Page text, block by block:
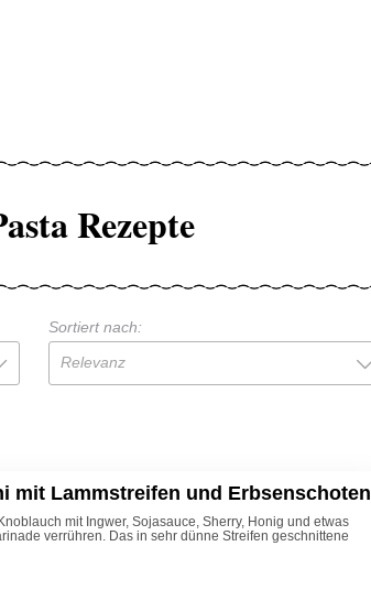
Rezepte
Sortiert nach:
Relevanz
mit Lammstreifen und Erbsenschoten
mit Ingwer, Sojasauce, Sherry, Honig und etwas
verrühren. Das in sehr dünne Streifen geschnittene